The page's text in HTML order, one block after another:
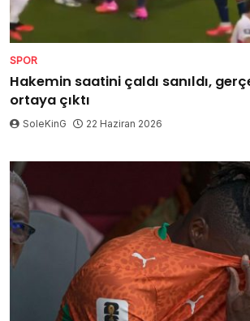
SPOR
Hakemin saatini çaldı sanıldı,
ortaya çıktı
SoleKinG 22 Haziran 2026